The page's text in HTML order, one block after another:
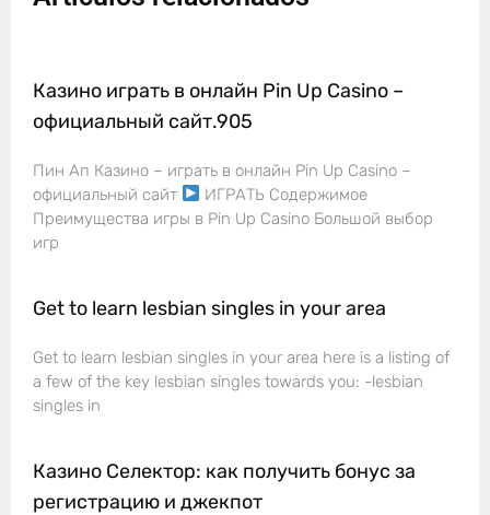
Казино играть в онлайн Pin Up Casino –
официальный сайт.905
Пин Ап Казино – играть в онлайн Pin Up Casino –
официальный сайт
ИГРАТЬ Содержимое
Преимущества игры в Pin Up Casino Большой выбор
игр
Get to learn lesbian singles in your area
Get to learn lesbian singles in your area here is a listing of
a few of the key lesbian singles towards you: -lesbian
singles in
Казино Селектор: как получить бонус за
регистрацию и джекпот